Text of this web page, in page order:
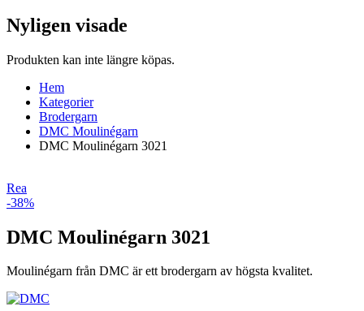
Nyligen visade
Produkten kan inte längre köpas.
Hem
Kategorier
Brodergarn
DMC Moulinégarn
DMC Moulinégarn 3021
Rea
-38%
DMC Moulinégarn 3021
Moulinégarn från DMC är ett brodergarn av högsta kvalitet.